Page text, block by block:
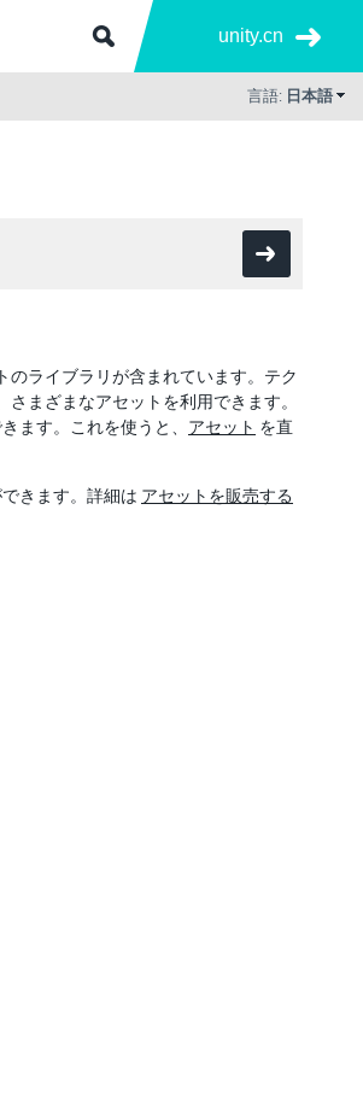
unity.cn
言語: 日本語
ライブラリが含まれています。テク
まざまなアセットを利用できます。
ます。これを使うと、 アセット を直
きます。詳細は アセットを販売する